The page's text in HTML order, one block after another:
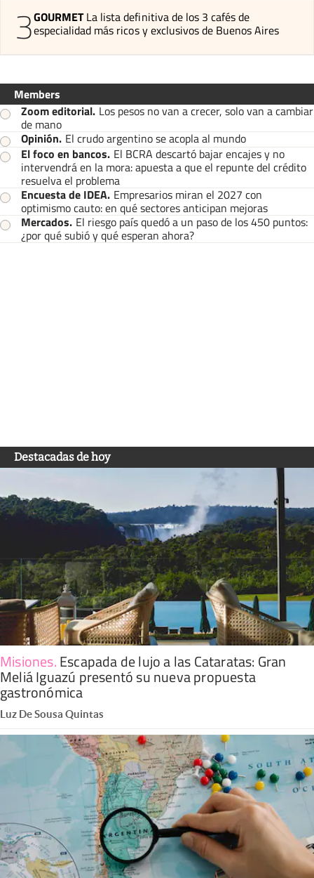
3GOURMET La lista definitiva de los 3 cafés de
especialidad más ricos y exclusivos de Buenos Aires
Members
Zoom editorial. Los pesos no van a crecer, solo van a cambiar
de mano
Opinión. El crudo argentino se acopla al mundo
El foco en bancos. El BCRA descartó bajar encajes y no
intervendrá en la mora: apuesta a que el repunte del crédito
resuelva el problema
Encuesta de IDEA. Empresarios miran el 2027 con
optimismo cauto: en qué sectores anticipan mejoras
Mercados. El riesgo país quedó a un paso de los 450 puntos:
¿por qué subió y qué esperan ahora?
Destacadas de hoy
Misiones.Escapada de lujo a las Cataratas: Gran
Meliá Iguazú presentó su nueva propuesta
gastronómica
Luz De Sousa Quintas